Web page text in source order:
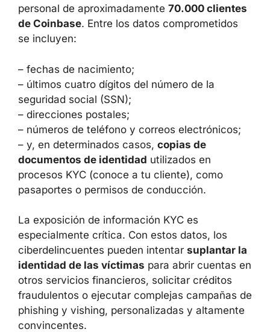
EXPUESTOS
Los atacantes accedieron a información
clientes de Coinbase. Entre los datos
comprometidos se incluyen:
– fechas de nacimiento;
– últimos cuatro dígitos del número de la
seguridad social (SSN);
– direcciones postales;
– números de teléfono y correos electrónicos;
– y, en determinados casos,copias de
procesos KYC (conoce a tu cliente), como
pasaportes o permisos de conducción.
La exposición de información KYC es
especialmente crítica. Con estos datos, los
ciberdelincuentes pueden intentarsuplantar
la identidad de las víctimaspara abrir
cuentas en otros servicios financieros,